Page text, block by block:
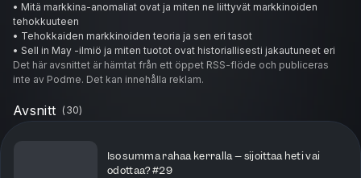
• Mitä markkina-anomaliat ovat ja miten ne liittyvät markkinoiden
tehokkuuteen
• Tehokkaiden markkinoiden teoria ja sen eri tasot
• Sell in May -ilmiö ja miten tuotot ovat historiallisesti jakautuneet eri
ajanjaksoille
• Joulupukkiralli ja muut kalenterianomaliat
• Kuunvaihdeilmiö ja sen näkyminen kurssikehityksessä
• Tammikuu-ilmiö ja sen vaikutus erityisesti pienyhtiöiden
• Post Earnings Announcement Drift – miksi kurssit voivat jatkaa liikettä
tulosjulkistuksen jälkeen
Det här avsnittet är hämtat från ett öppet RSS-flöde och publiceras
inte av Podme. Det kan innehålla reklam.
Avsnitt (30)
Iso summa rahaa kerralla – sijoittaa heti vai
odottaa? #29